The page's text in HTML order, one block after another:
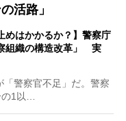
活路」
めはかかるか？】警察庁
組織の構造改革」 実
警察官不足」だ。警察
の1以…